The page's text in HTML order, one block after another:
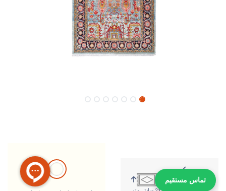
تماس مستقیم